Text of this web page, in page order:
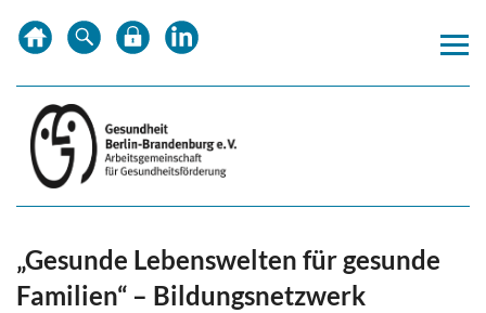
Inhalt
Hauptnavigation
Subnavigation
„Gesunde Lebenswelten für gesunde
Familien“ – Bildungsnetzwerk